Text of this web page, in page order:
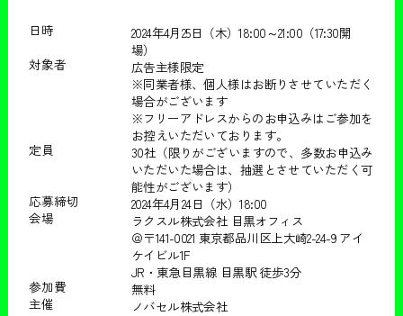
日時
2024年4月25日（木）18:00～21:00（17:30開
場）
対象者
広告主様限定
※同業者様、個人様はお断りさせていただく
場合がございます
※フリーアドレスからのお申込みはご参加を
お控えいただいております。
定員
30社（限りがございますので、多数お申込み
いただいた場合は、抽選とさせていただく可
能性がございます‍）
応募締切
2024年4月24日（水）18:00
会場
ラクスル株式会社 目黒オフィス
＠〒141-0021 東京都品川区上大崎2-24-9 アイ
ケイビル1F
JR・東急目黒線 目黒駅 徒歩3分
参加費
無料
主催
ノバセル株式会社